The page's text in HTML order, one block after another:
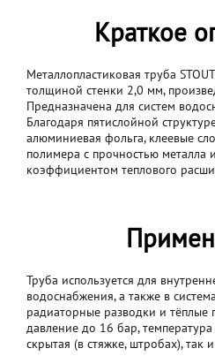
Краткое
Металлопластиковая труба
толщиной стенки 2,0 мм,
Предназначена для систем
Благодаря пятислойной
алюминиевая фольга, клеевые
полимера с прочностью металла
коэффициентом теплового
Труба используется для
водоснабжения, а также в
радиаторные разводки и тёплые
давление до 16 бар,
скрытая (в стяжке, штробах), так